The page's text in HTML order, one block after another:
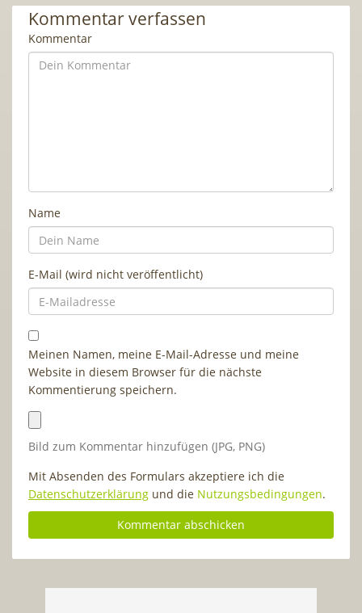
Kommentar verfassen
Kommentar
Name
E-Mail (wird nicht veröffentlicht)
Meinen Namen, meine E-Mail-Adresse und meine
Website in diesem Browser für die nächste
Kommentierung speichern.
Bild zum Kommentar hinzufügen (JPG, PNG)
Mit Absenden des Formulars akzeptiere ich die
Datenschutzerklärung und die Nutzungsbedingungen.